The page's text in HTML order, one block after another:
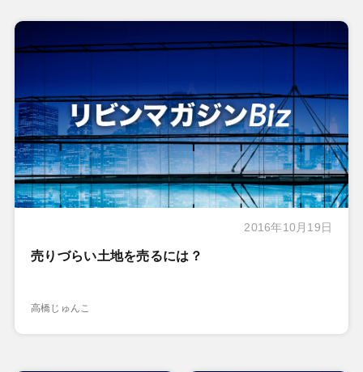
2016年10月19日
売りづらい土地を売るには？
高橋じゅんこ